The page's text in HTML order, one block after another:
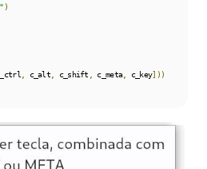
)
c_alt c_shift c_meta, c_key]))